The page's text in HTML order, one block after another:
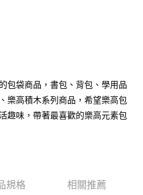
星展（台灣）商業銀行
大用戶可立即使用無須另外申請。
易或遇審核未通過，訂單將自動取
包袋商品，書包、背包、學用品
樂高積木系列商品，希望樂高包
趣味，帶著最喜歡的樂高元素包
規格 相關推薦